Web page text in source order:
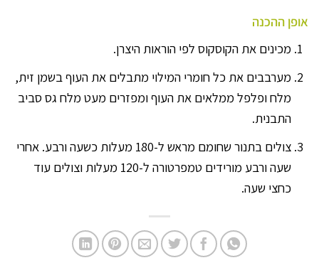
אופן ההכנה
מכינים את הקוסקוס לפי הוראות היצרן.
מערבבים את כל חומרי המילוי מתבלים את העוף בשמן זית,
מלח ופלפל ממלאים את העוף ומפזרים מעט מלח גס סביב
התבנית.
צולים בתנור שחומם מראש ל-180 מעלות כשעה ורבע. אחרי
שעה ורבע מורידים טמפרטורה ל-120 מעלות וצולים עוד
כחצי שעה.